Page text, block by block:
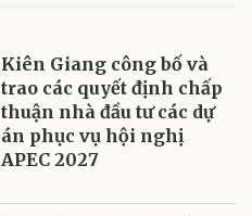
Kiên Giang công bố và
trao các quyết định chấp
thuận nhà đầu tư các dự
án phục vụ hội nghị
APEC 2027